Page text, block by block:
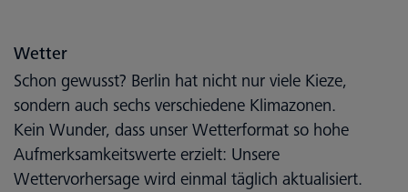
Wetter
Schon gewusst? Berlin hat nicht nur viele Kieze,
sondern auch sechs verschiedene Klimazonen.
Kein Wunder, dass unser Wetterformat so hohe
Aufmerksamkeitswerte erzielt: Unsere
Wettervorhersage wird einmal täglich aktualisiert.